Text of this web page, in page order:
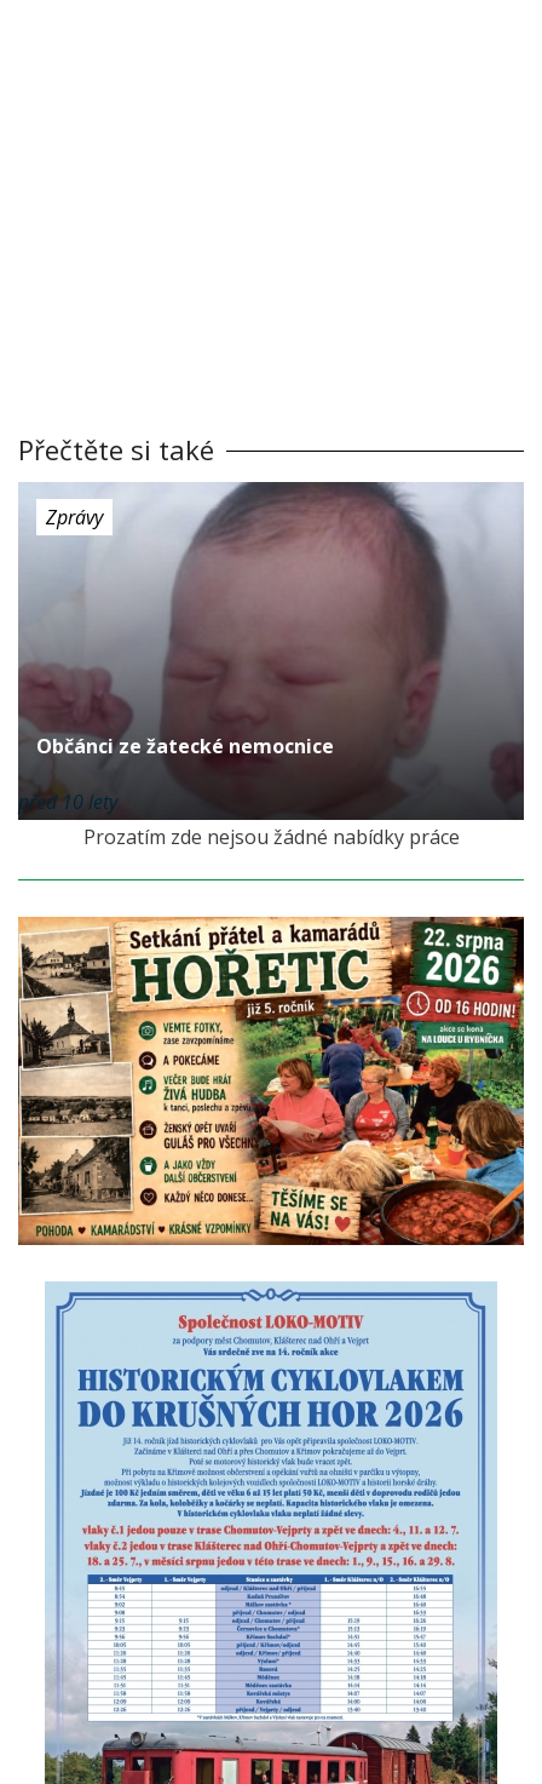
Přečtěte si také
Zprávy
Občánci ze žatecké nemocnice
před 10 lety
Prozatím zde nejsou žádné nabídky práce